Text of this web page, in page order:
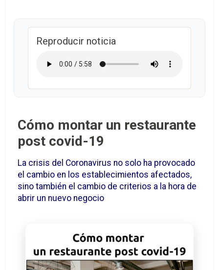
Reproducir noticia
Cómo montar un restaurante
post covid-19
La crisis del Coronavirus no solo ha provocado
el cambio en los establecimientos afectados,
sino también el cambio de criterios a la hora de
abrir un nuevo negocio